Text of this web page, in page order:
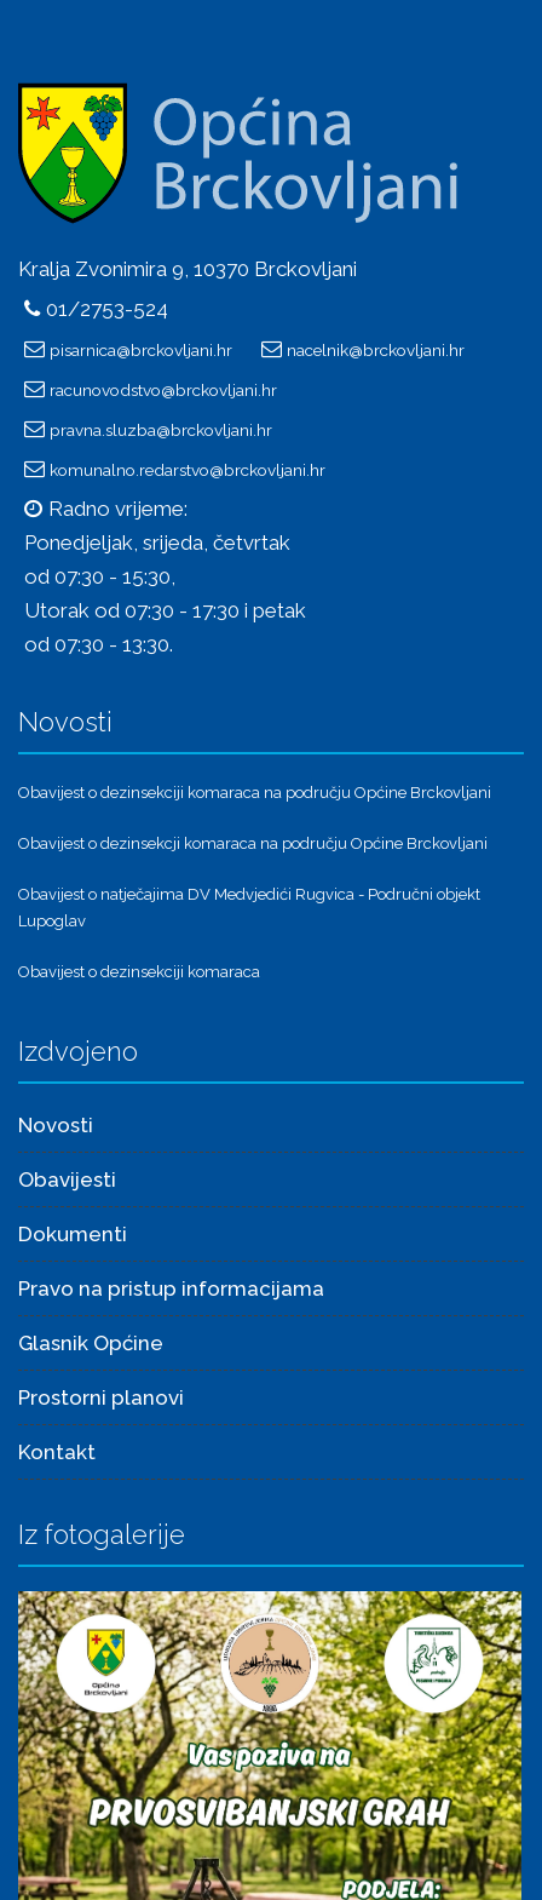
Kralja Zvonimira 9, 10370 Brckovljani
01/2753-524
pisarnica@brckovljani.hr nacelnik@brckovljani.hr
racunovodstvo@brckovljani.hr
pravna.sluzba@brckovljani.hr
komunalno.redarstvo@brckovljani.hr
Radno vrijeme:
Ponedjeljak, srijeda, četvrtak
od 07:30 - 15:30,
Utorak od 07:30 - 17:30 i petak
od 07:30 - 13:30.
Novosti
Obavijest o dezinsekciji komaraca na području Općine Brckovljani
Obavijest o dezinsekcji komaraca na području Općine Brckovljani
Obavijest o natječajima DV Medvjedići Rugvica - Područni objekt
Lupoglav
Obavijest o dezinsekciji komaraca
Izdvojeno
Novosti
Obavijesti
Dokumenti
Pravo na pristup informacijama
Glasnik Općine
Prostorni planovi
Kontakt
Iz fotogalerije